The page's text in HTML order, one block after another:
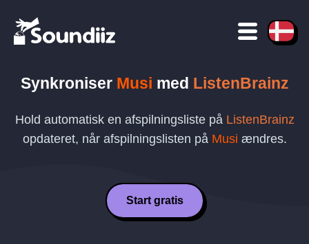
Synkroniser Musi med ListenBrainz
Hold automatisk en afspilningsliste på ListenBrainz
opdateret, når afspilningslisten på Musi ændres.
Start gratis